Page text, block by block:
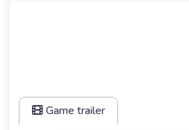
Game trailer